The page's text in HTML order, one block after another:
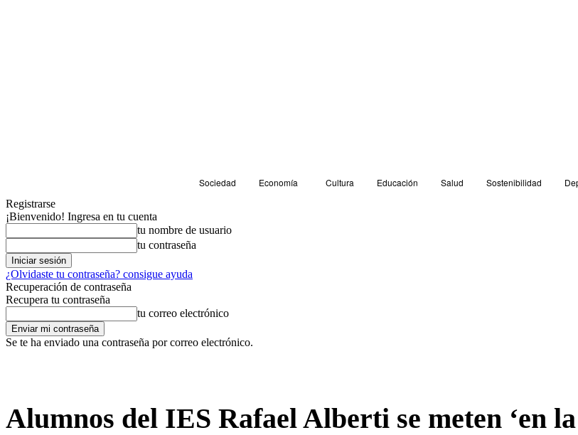
Sociedad Economía Cultura Educación Salud Sostenibilidad
Registrarse
¡Bienvenido! Ingresa en tu cuenta
tu nombre de usuario
tu contraseña
¿Olvidaste tu contraseña? consigue ayuda
Recuperación de contraseña
Recupera tu contraseña
tu correo electrónico
Se te ha enviado una contraseña por correo electrónico.
Alumnos del IES Rafael Alberti se meten ‘en